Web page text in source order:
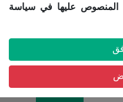
أخبار المجلس
التسجيل
المنصوص عليها في سياسة